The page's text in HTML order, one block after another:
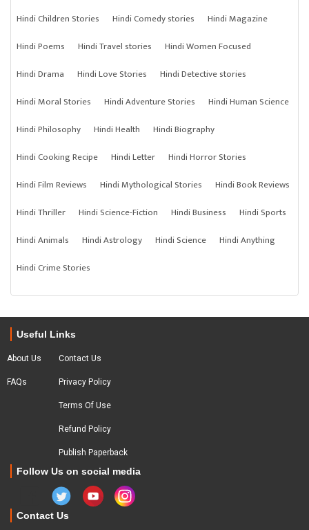
Hindi Children Stories
Hindi Comedy stories
Hindi Magazine
Hindi Poems
Hindi Travel stories
Hindi Women Focused
Hindi Drama
Hindi Love Stories
Hindi Detective stories
Hindi Moral Stories
Hindi Adventure Stories
Hindi Human Science
Hindi Philosophy
Hindi Health
Hindi Biography
Hindi Cooking Recipe
Hindi Letter
Hindi Horror Stories
Hindi Film Reviews
Hindi Mythological Stories
Hindi Book Reviews
Hindi Thriller
Hindi Science-Fiction Hindi Business
Hindi Sports
Hindi Animals
Hindi Astrology Hindi Science
Hindi Anything
Hindi Crime Stories
Useful Links
About Us
FAQs
Contact Us
Privacy Policy
Terms Of Use
Refund Policy
Publish Paperback
Follow Us on social media
Contact Us